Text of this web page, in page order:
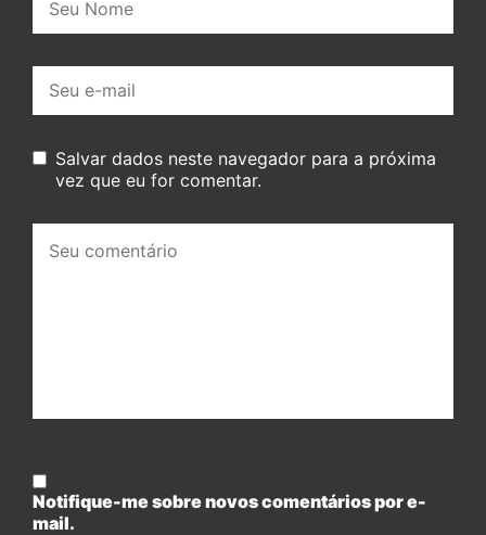
mail:
Salvar dados neste navegador para a próxima
vez que eu for comentar.
comentário:
Notifique-me sobre novos comentários por e-
mail.